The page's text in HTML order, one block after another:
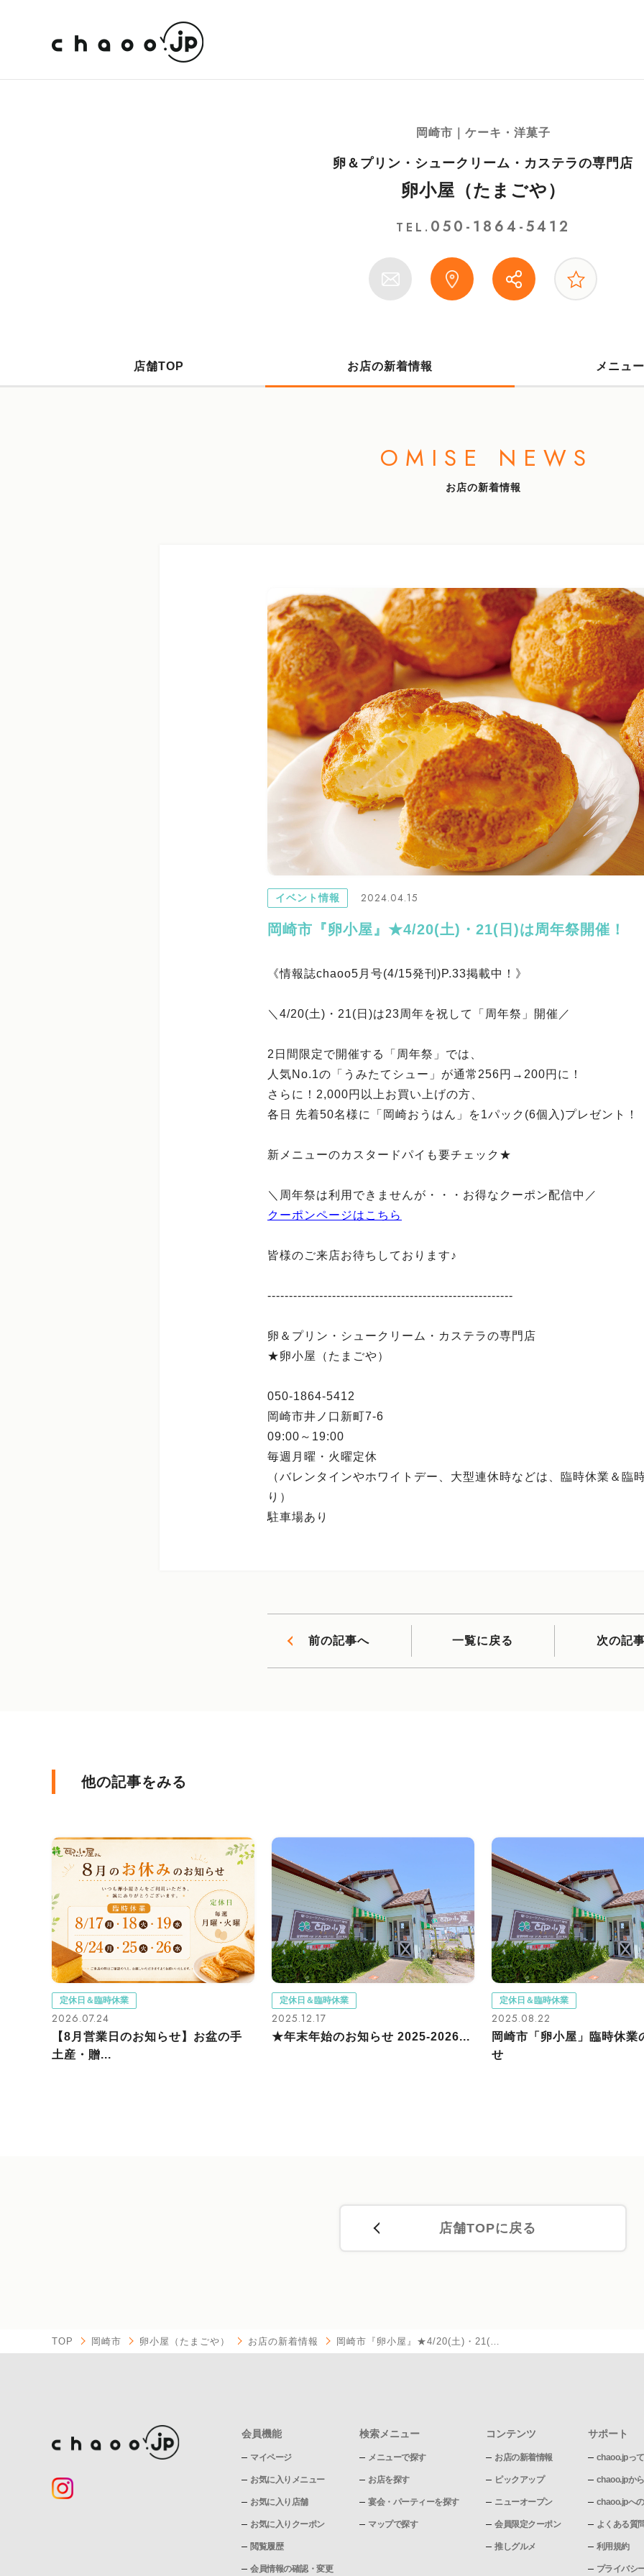
岡崎市｜ケーキ・洋菓子
卵＆プリン・シュークリーム・カステラの専門店
卵小屋（たまごや）
TEL. 050-1864-5412
店舗TOP お店の新着情報 メニュ
OMISE NEWS
お店の新着情報
イベント情報 2024.04.15
岡崎市『卵小屋』★4/20(土)・21(日)は周年祭開催！
《情報誌chaoo5月号(4/15発刊)P.33掲載中！》
＼4/20(土)・21(日)は23周年を祝して「周年祭」開催／
2日間限定で開催する「周年祭」では、
人気No.1の「うみたてシュー」が通常256円→200円に！
さらに！2,000円以上お買い上げの方、
各日 先着50名様に「岡崎おうはん」を1パック(6個入)プレゼント！
新メニューのカスタードパイも要チェック★
＼周年祭は利用できませんが・・・お得なクーポン配信中／
クーポンページはこちら
皆様のご来店お待ちしております♪
---------------------------------------------------------
卵＆プリン・シュークリーム・カステラの専門店
★卵小屋（たまごや）
050-1864-5412
岡崎市井ノ口新町7-6
09:00～19:00
毎週月曜・火曜定休
（バレンタインやホワイトデー、大型連休時などは、臨時休業＆臨
り）
駐車場あり
前の記事へ 次の記
一覧に戻る
他の記事をみる
定休日＆臨時休業
2026.07.24
【8月営業日のお知らせ】お盆の手
土産・贈...
定休日＆臨時休業
2025.12.17
★年末年始のお知らせ 2025-2026...
定休日＆臨時休業
2025.08.22
岡崎市「卵小屋」臨時休業
せ
店舗TOPに戻る
TOP 岡崎市 卵小屋（たまごや） お店の新着情報 岡崎市『卵小屋』★4/20(土)・21(…
会員機能
マイページ
お気に入りメニュー
お気に入り店舗
お気に入りクーポン
閲覧履歴
会員情報の確認・変更
検索メニュー
メニューで探す
お店を探す
宴会・パーティーを探す
マップで探す
コンテンツ
お店の新着情報
ピックアップ
ニューオープン
会員限定クーポン
推しグルメ
サポート
chaoo.jpっ
chaoo.jpか
chaoo.jpへ
よくある質
利用規約
プライバシ